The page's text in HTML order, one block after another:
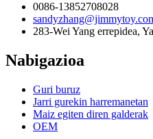
0086-13852708028
283-Wei Yang errepidea,
Nabigazioa
Guri buruz
Jarri gurekin harremanetan
Maiz egiten diren galderak
OEM